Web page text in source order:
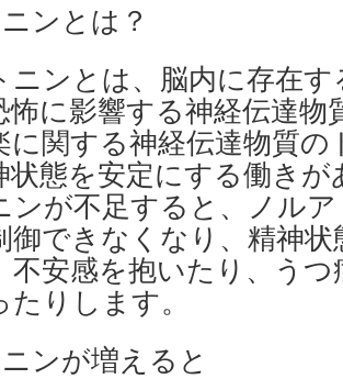
ンとは？
ンとは、脳内に存在す
怖に影響する神経伝達
に関する神経伝達物質
状態を安定にする働き
ンが不足すると、ノル
御できなくなり、精神
不安感を抱いたり、う
りします。
ンが増えると